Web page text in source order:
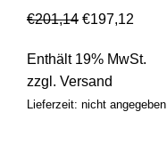
€201,14 €197,12
Enthält 19% MwSt.
zzgl. Versand
Lieferzeit: nicht angegeben